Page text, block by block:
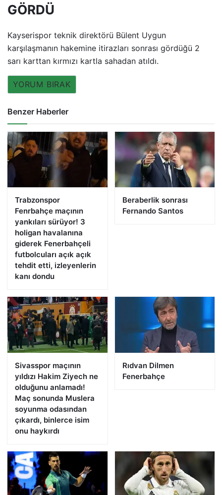
GÖRDÜ
Kayserispor teknik direktörü Bülent Uygun
karşılaşmanın hakemine itirazları sonrası gördüğü 2
sarı karttan kırmızı kartla sahadan atıldı.
YORUM BIRAK
Benzer Haberler
Trabzonspor
Fenrbahçe maçının
yankıları sürüyor! 3
holigan havalanına
giderek Fenerbahçeli
futbolcuları açık açık
tehdit etti, izleyenlerin
kanı dondu
Beraberlik sonrası
Fernando Santos
Sivasspor maçının
yıldızı Hakim Ziyech ne
olduğunu anlamadı!
Maç sonunda Muslera
soyunma odasından
çıkardı, binlerce isim
onu haykırdı
Rıdvan Dilmen
Fenerbahçe